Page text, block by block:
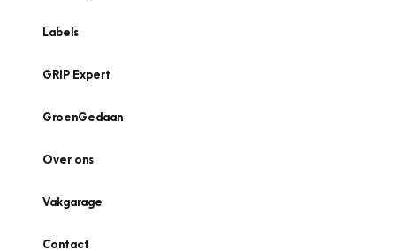
Labels
GRIP Expert
GroenGedaan
Over ons
Vakgarage
Contact